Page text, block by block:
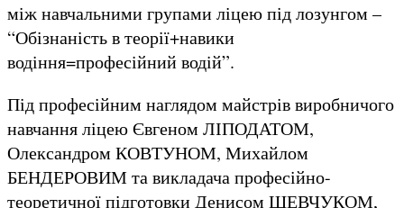
між навчальними групами ліцею під лозунгом –
“Обізнаність в теорії+навики
водіння=професійний водій”.
Під професійним наглядом майстрів виробничого
навчання ліцею Євгеном ЛІПОДАТОМ,
Олександром КОВТУНОМ, Михайлом
БЕНДЕРОВИМ та викладача професійно-
теоретичної підготовки Денисом ШЕВЧУКОМ,